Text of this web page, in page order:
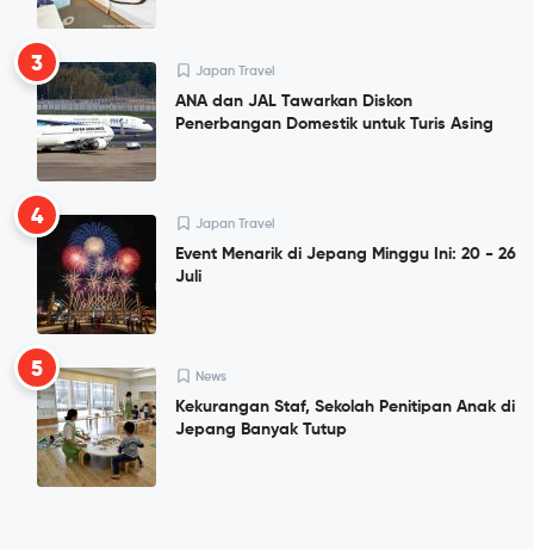
3 Japan Travel
ANA dan JAL Tawarkan Diskon
Penerbangan Domestik untuk Turis Asing
4 Japan Travel
Event Menarik di Jepang Minggu Ini: 20 - 26
Juli
5 News
Kekurangan Staf, Sekolah Penitipan Anak di
Jepang Banyak Tutup